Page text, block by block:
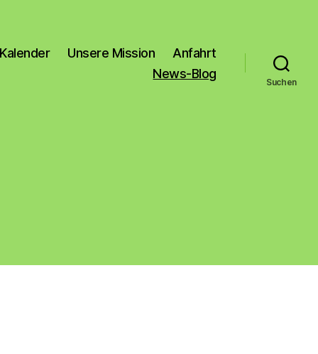
Kalender Unsere Mission
Anfahrt
News-Blog
Suchen